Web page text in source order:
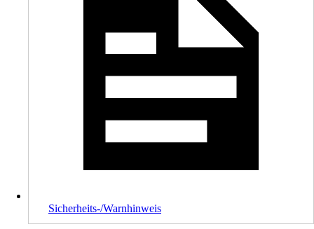
Sicherheits-/Warnhinweis